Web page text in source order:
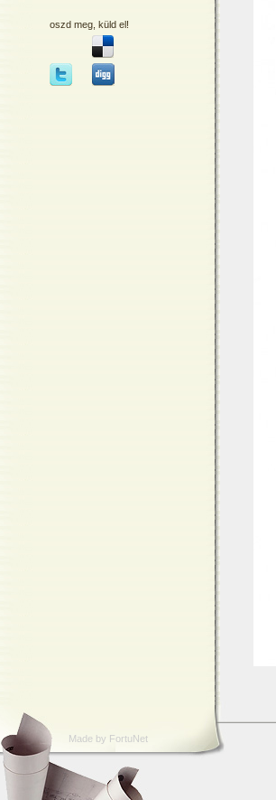
oszd meg, küld el!
Made by FortuNet